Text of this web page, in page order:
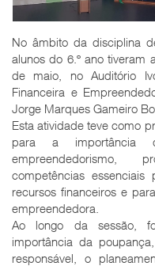
No âmbito da disciplina
alunos do 6.º ano tiveram
de maio, no Auditório
Financeira e
Jorge Marques Gameiro
Esta atividade teve como
para a importância
empreendedorismo,
competências
recursos financeiros e
empreendedora.
Ao longo da sessão,
importância da
responsável, o